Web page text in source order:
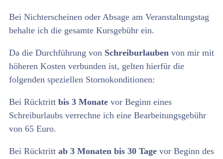
Bei Nichterscheinen oder Absage am Veranstaltungstag
behalte ich die gesamte Kursgebühr ein.
Da die Durchführung von Schreiburlauben von mir mit
höheren Kosten verbunden ist, gelten hierfür die
folgenden speziellen Stornokonditionen:
Bei Rücktritt bis 3 Monate vor Beginn eines
Schreiburlaubs verrechne ich eine Bearbeitungsgebühr
von 65 Euro.
Bei Rücktritt ab 3 Monaten bis 30 Tage vor Beginn des